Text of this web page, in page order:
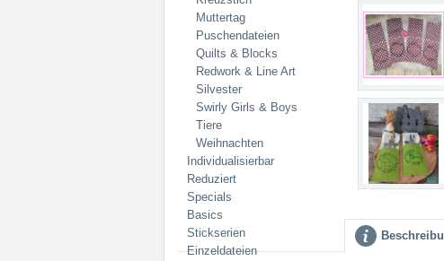
Muttertag
Puschendateien
Quilts & Blocks
Redwork & Line Art
Silvester
Swirly Girls & Boys
Tiere
Weihnachten
Individualisierbar
Reduziert
Specials
Basics
Stickserien
Einzeldateien